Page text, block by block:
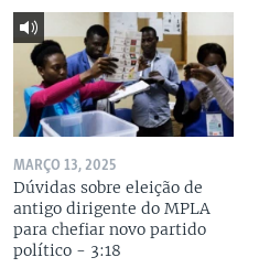
MARÇO 13, 2025
Dúvidas sobre eleição de
antigo dirigente do MPLA
para chefiar novo partido
político - 3:18